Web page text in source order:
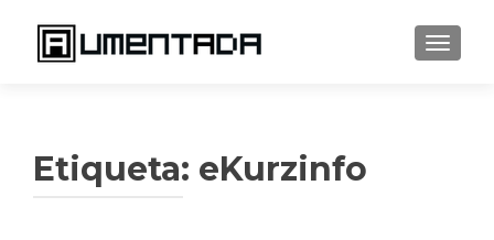
Etiqueta: eKurzinfo